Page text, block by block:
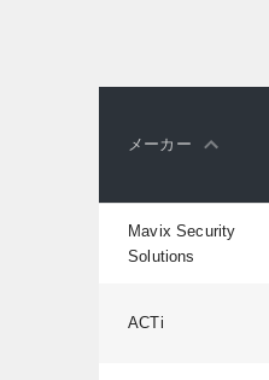
メーカー
Mavix Security
Solutions
ACTi